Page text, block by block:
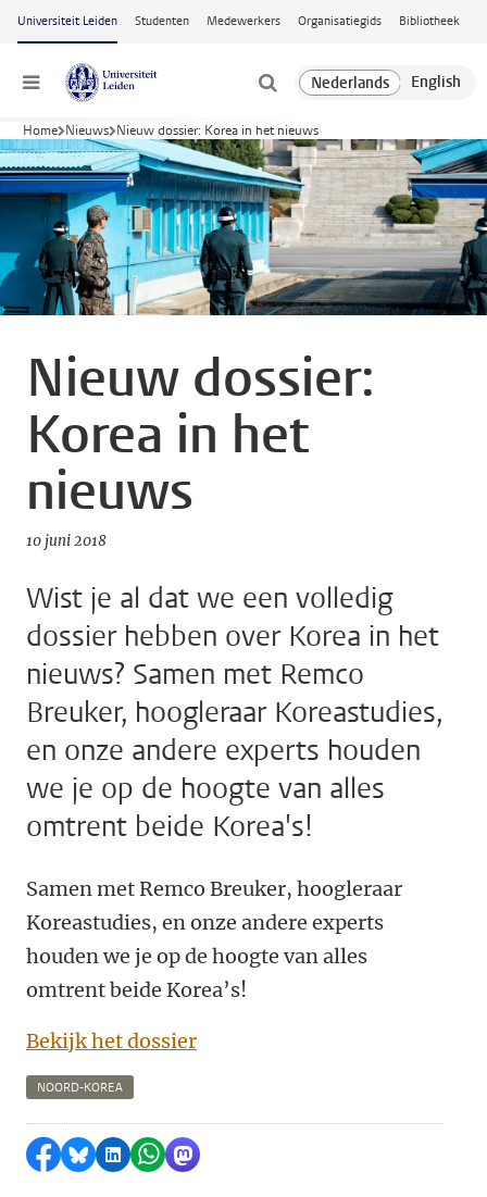
Ga naar hoofdinhoud
Universiteit Leiden Studenten Medewerkers Organisatiegids Bibliotheek
Menu
Home Nieuws Nieuw dossier: Korea in het nieuws
Nieuw dossier:
Korea in het
nieuws
10 juni 2018
Wist je al dat we een volledig
dossier hebben over Korea in het
nieuws? Samen met Remco
Breuker, hoogleraar Koreastudies,
en onze andere experts houden
we je op de hoogte van alles
omtrent beide Korea's!
Samen met Remco Breuker, hoogleraar
Koreastudies, en onze andere experts
houden we je op de hoogte van alles
omtrent beide Korea’s!
Bekijk het dossier
NOORD-KOREA
Delen op Facebook
Delen via Bluesky
Delen op LinkedIn
Delen via WhatsApp
Delen via Mastodon